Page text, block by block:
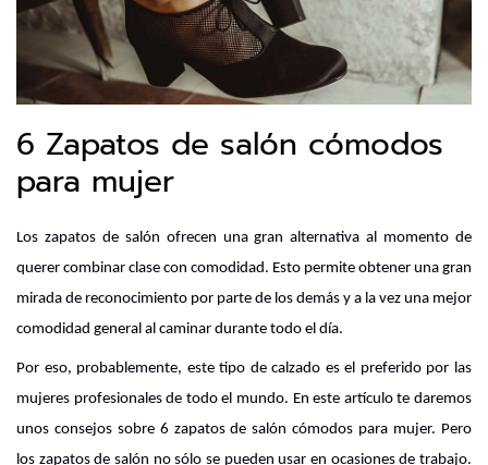
6 Zapatos de salón cómodos
para mujer
Los zapatos de salón ofrecen una gran alternativa al momento de
querer combinar clase con comodidad. Esto permite obtener una gran
mirada de reconocimiento por parte de los demás y a la vez una mejor
comodidad general al caminar durante todo el día.
Por eso, probablemente, este tipo de calzado es el preferido por las
mujeres profesionales de todo el mundo. En este artículo te daremos
unos consejos sobre 6 zapatos de salón cómodos para mujer. Pero
los zapatos de salón no sólo se pueden usar en ocasiones de trabajo.